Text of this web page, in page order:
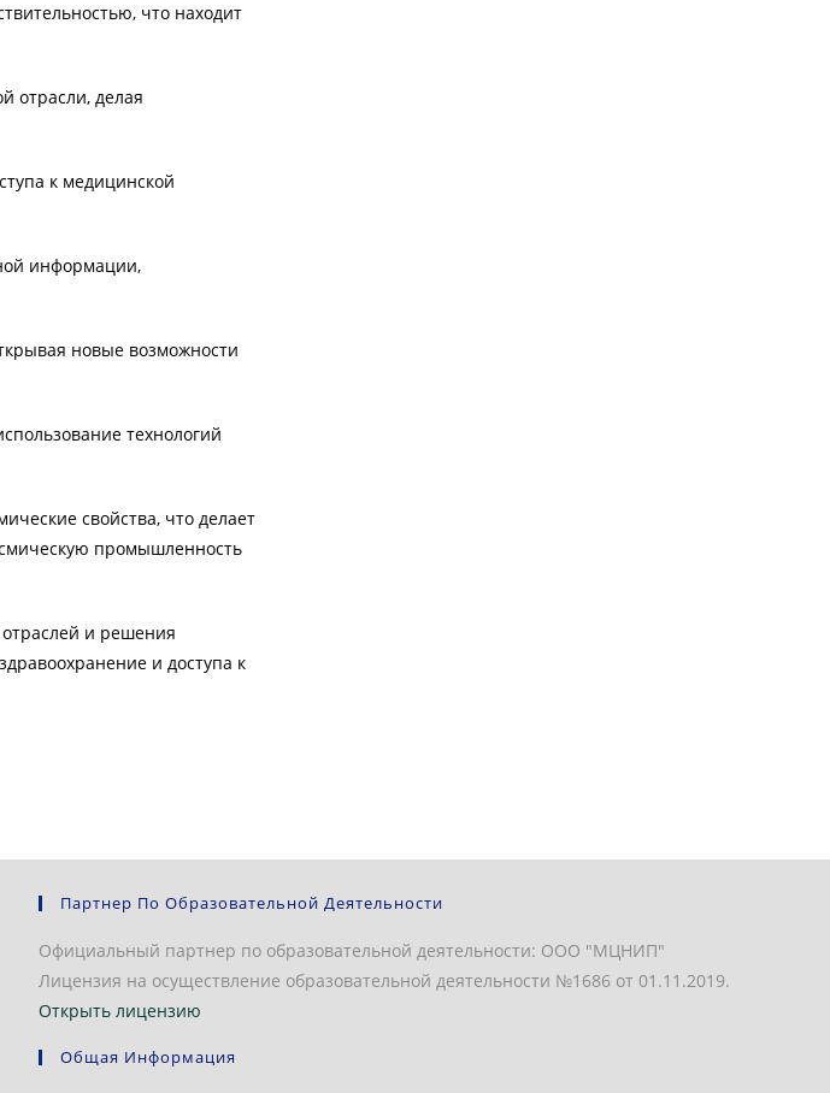
что находит
отрасли, делая
к медицинской
информации,
новые возможности
технологий
свойства, что делает
промышленность
и решения
и доступа к
Партнер По Образовательной Деятельности
Официальный партнер по образовательной деятельности: ООО "МЦНИП"
Лицензия на осуществление образовательной деятельности №1686 от 01.11.2019.
Открыть лицензию
Общая Информация